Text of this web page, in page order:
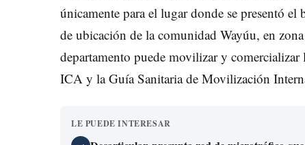
únicamente para el lugar donde se presentó
de ubicación de la comunidad Wayúu, en
departamento puede movilizar y
ICA y la Guía Sanitaria de Movilización
LE PUEDE INTERESAR